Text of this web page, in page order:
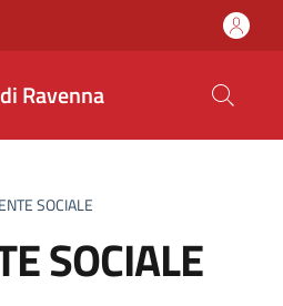
Ravenna
SOCIALE
SOCIALE